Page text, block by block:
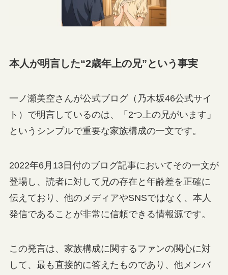
本人が明言した“2歳年上の兄”という事実
一ノ瀬美空さんが公式ブログ（乃木坂46公式サイ
ト）で明言しているのは、「2つ上の兄がいます」
というシンプルで重要な家族構成の一文です。
2022年6月13日付のブログ記事においてその一文が
登場し、読者に対して兄の存在と年齢差を正確に
伝えており、他のメディアやSNSではなく、本人
発信であることが非常に信頼できる情報源です。
この発言は、家族構成に関するファンの関心に対
して、最も直接的に答えたものであり、他メンバ